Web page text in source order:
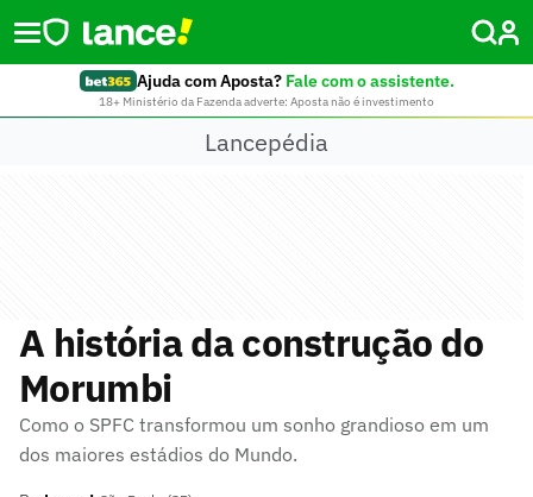
Ajuda com Aposta? Fale com o assistente.
18+ Ministério da Fazenda adverte: Aposta não é investimento
Lancepédia
A história da construção do
Morumbi
Como o SPFC transformou um sonho grandioso em um
dos maiores estádios do Mundo.